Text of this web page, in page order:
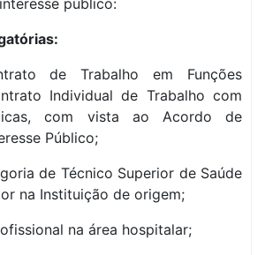
público:
de Trabalho em Funções
Individual de Trabalho com
com vista ao Acordo de
Público;
de Técnico Superior de Saúde
na Instituição de origem;
na área hospitalar;